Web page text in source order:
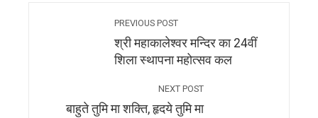
PREVIOUS POST
श्री महाकालेश्वर मन्दिर का 24वीं
शिला स्थापना महोत्सव कल
NEXT POST
बाहुते तुमि मा शक्ति, हृदये तुमि मा